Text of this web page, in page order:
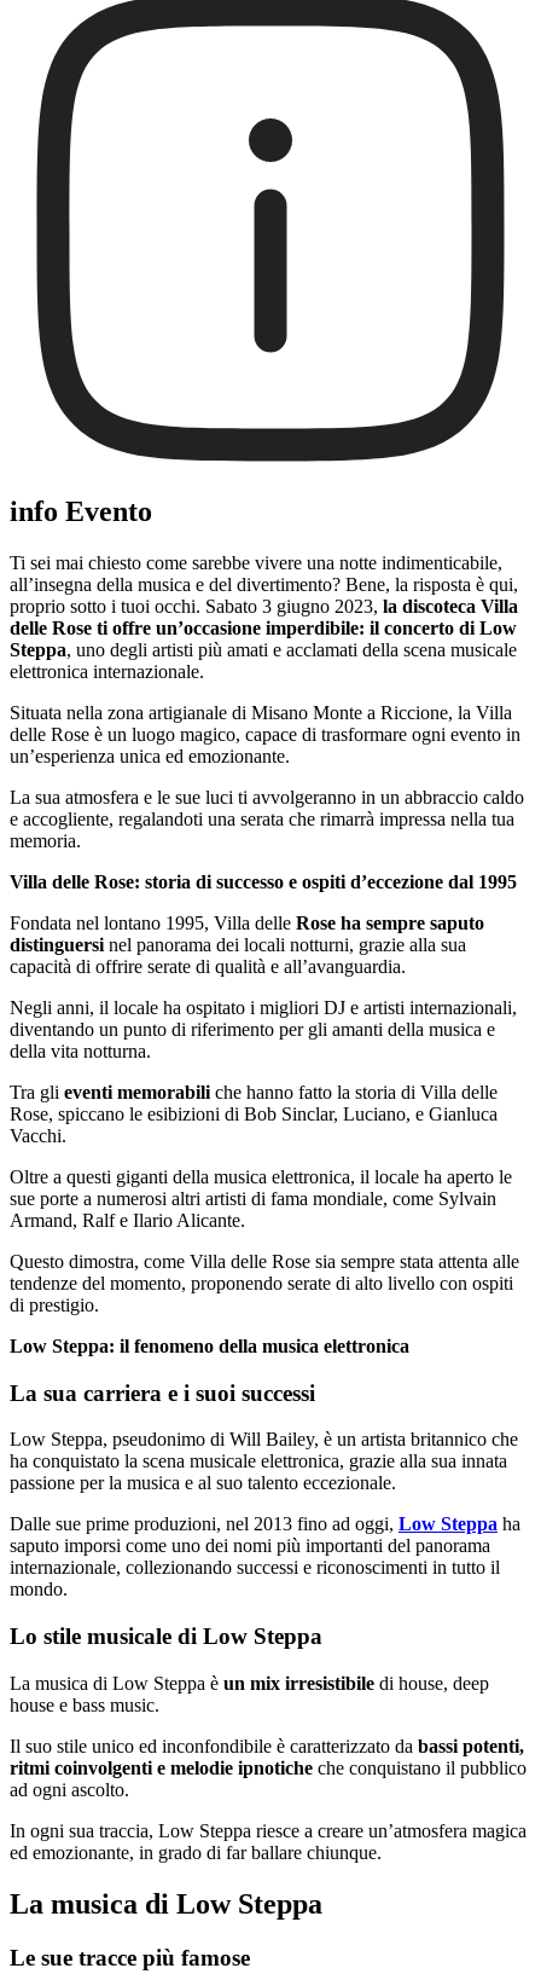
info Evento
Ti sei mai chiesto come sarebbe vivere una notte indimenticabile,
all’insegna della musica e del divertimento? Bene, la risposta è qui,
proprio sotto i tuoi occhi. Sabato 3 giugno 2023, la discoteca Villa
delle Rose ti offre un’occasione imperdibile: il concerto di Low
Steppa, uno degli artisti più amati e acclamati della scena musicale
elettronica internazionale.
Situata nella zona artigianale di Misano Monte a Riccione, la Villa
delle Rose è un luogo magico, capace di trasformare ogni evento in
un’esperienza unica ed emozionante.
La sua atmosfera e le sue luci ti avvolgeranno in un abbraccio caldo
e accogliente, regalandoti una serata che rimarrà impressa nella tua
memoria.
Villa delle Rose: storia di successo e ospiti d’eccezione dal 1995
Fondata nel lontano 1995, Villa delle Rose ha sempre saputo
distinguersi nel panorama dei locali notturni, grazie alla sua
capacità di offrire serate di qualità e all’avanguardia.
Negli anni, il locale ha ospitato i migliori DJ e artisti internazionali,
diventando un punto di riferimento per gli amanti della musica e
della vita notturna.
Tra gli eventi memorabili che hanno fatto la storia di Villa delle
Rose, spiccano le esibizioni di Bob Sinclar, Luciano, e Gianluca
Vacchi.
Oltre a questi giganti della musica elettronica, il locale ha aperto le
sue porte a numerosi altri artisti di fama mondiale, come Sylvain
Armand, Ralf e Ilario Alicante.
Questo dimostra, come Villa delle Rose sia sempre stata attenta alle
tendenze del momento, proponendo serate di alto livello con ospiti
di prestigio.
Low Steppa: il fenomeno della musica elettronica
La sua carriera e i suoi successi
Low Steppa, pseudonimo di Will Bailey, è un artista britannico che
ha conquistato la scena musicale elettronica, grazie alla sua innata
passione per la musica e al suo talento eccezionale.
Dalle sue prime produzioni, nel 2013 fino ad oggi, Low Steppa ha
saputo imporsi come uno dei nomi più importanti del panorama
internazionale, collezionando successi e riconoscimenti in tutto il
mondo.
Lo stile musicale di Low Steppa
La musica di Low Steppa è un mix irresistibile di house, deep
house e bass music.
Il suo stile unico ed inconfondibile è caratterizzato da bassi potenti,
ritmi coinvolgenti e melodie ipnotiche che conquistano il pubblico
ad ogni ascolto.
In ogni sua traccia, Low Steppa riesce a creare un’atmosfera magica
ed emozionante, in grado di far ballare chiunque.
La musica di Low Steppa
Le sue tracce più famose